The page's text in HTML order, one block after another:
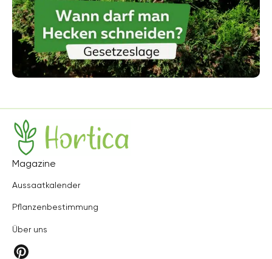
Hortica
Magazine
Aussaatkalender
Pflanzenbestimmung
Über uns